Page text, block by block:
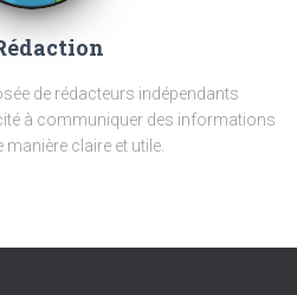
de rédacteurs indépendants
à communiquer des informations
claire et utile.